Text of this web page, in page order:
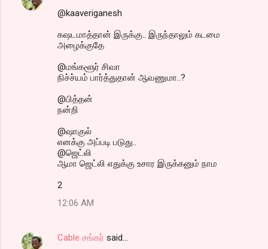
@kaaveriganesh
கஷடமாத்தான் இருக்கு.. இருந்தாலும் கடமை
அழைக்குதே
@மங்களூர் சிவா
நிச்ச்யம் பார்த்துதான் ஆவணுமா..?
@பித்தன்
நன்றி
@ஷாகுல்
எனக்கு அப்படி படுது..
@ஜெட்லி
ஆமா ஜெட்லி எதுக்கு உசார இருக்கனும் நாம
2
12:06 AM
Cable சங்கர் said…